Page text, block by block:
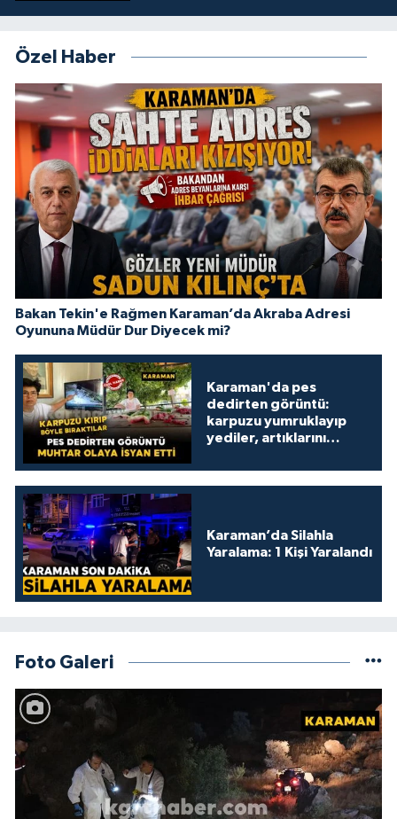
Özel Haber
Bakan Tekin'e Rağmen Karaman’da Akraba Adresi
Oyununa Müdür Dur Diyecek mi?
Karaman'da pes
dedirten görüntü:
karpuzu yumruklayıp
yediler, artıklarını
Karaman’da Silahla
Yaralama: 1 Kişi Yaralandı
Foto Galeri